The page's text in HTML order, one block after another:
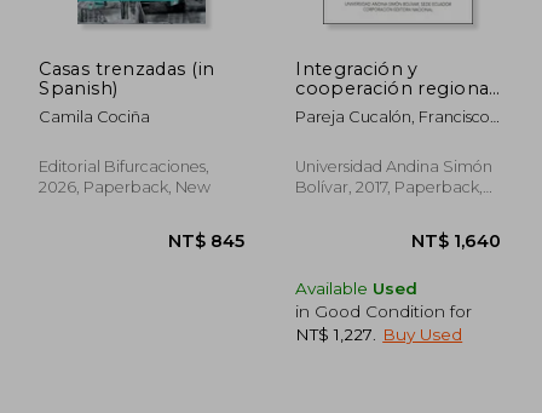
Casas trenzadas (in
Spanish)
Camila Cociña
Editorial Bifurcaciones,
2026, Paperback, New
Integración y
cooperación regional
en América Latina (in
Spanish)
Pareja Cucalón, Francisco
Universidad Andina Simón
Bolívar, 2017, Paperback,
Available Used
in Good Condition for
NT$ 1,227
Buy Used